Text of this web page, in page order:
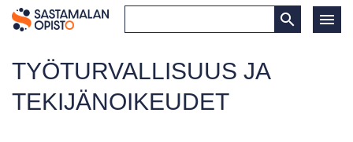
TYÖTURVALLISUUS JA
TEKIJÄNOIKEUDET